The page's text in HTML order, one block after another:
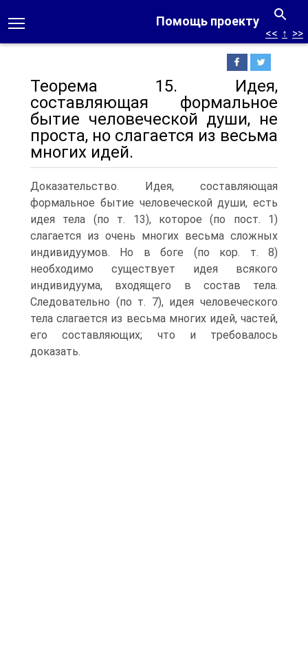
Помощь проекту
<< ↑ >>
Теорема 15. Идея,
составляющая формальное
бытие человеческой души, не
проста, но слагается из весьма
многих идей.
Доказательство. Идея, составляющая
формальное бытие человеческой души, есть
идея тела (по т. 13), которое (по пост. 1)
слагается из очень многих весьма сложных
индивидуумов. Но в боге (по кор. т. 8)
необходимо существует идея всякого
индивидуума, входящего в состав тела.
Следовательно (по т. 7), идея человеческого
тела слагается из весьма многих идей, частей,
его составляющих; что и требовалось
доказать.